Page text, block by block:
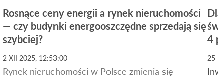
Rosnące ceny energii a rynek nieruchomości
— czy budynki energooszczędne sprzedają się
szybciej?
2 XII 2025, 12:53:00
Rynek nieruchomości w Polsce zmienia się
4
25